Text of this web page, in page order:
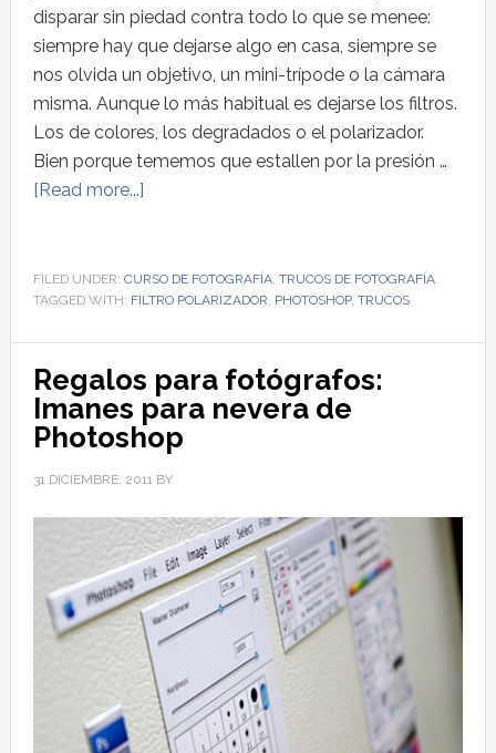
disparar sin piedad contra todo lo que se menee:
siempre hay que dejarse algo en casa, siempre se
nos olvida un objetivo, un mini-trípode o la cámara
misma. Aunque lo más habitual es dejarse los filtros.
Los de colores, los degradados o el polarizador.
Bien porque tememos que estallen por la presión …
[Read more...]
FILED UNDER: CURSO DE FOTOGRAFÍA, TRUCOS DE FOTOGRAFÍA
TAGGED WITH: FILTRO POLARIZADOR, PHOTOSHOP, TRUCOS
Regalos para fotógrafos:
Imanes para nevera de
Photoshop
31 DICIEMBRE, 2011BY